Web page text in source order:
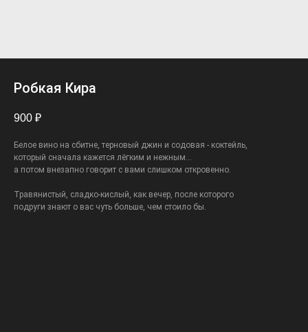
Робкая Кира
900 ₽
Белое вино на сбитне, терновый джин и содовая - коктейль,
который сначала кажется лёгким и нежным…
а потом внезапно говорит с вами слишком откровенно.
Травянистый, сладко-кислый, как вечер, после которого
подруги знают о вас чуть больше, чем стоило бы.